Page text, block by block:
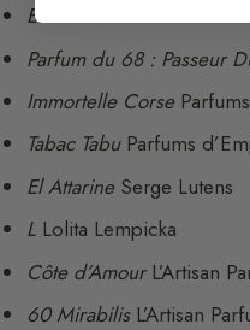
Eau du 68Guerlain
Parfum du 68 : Passeur
Immortelle Corse
Tabac TabuParfums
El AttarineSerge Lutens
L Lolita Lempicka
Côte d’AmourL’Artisan
60 MirabilisL’Artisan